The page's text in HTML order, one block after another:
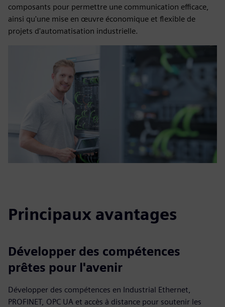
composants pour permettre une communication efficace,
ainsi qu'une mise en œuvre économique et flexible de
projets d'automatisation industrielle.
Principaux avantages
Développer des compétences
prêtes pour l'avenir
Développer des compétences en Industrial Ethernet,
PROFINET, OPC UA et accès à distance pour soutenir les